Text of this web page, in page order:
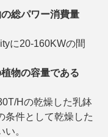
総パワー消費量
に20-160KWの間
物の容量である
Hの乾燥した乳鉢
条件として乾燥した
。